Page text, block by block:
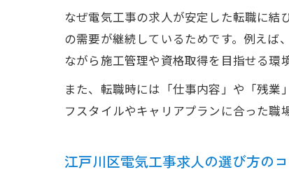
なぜ電気工事の求人が安定した転職に
の需要が継続しているためです。例え
ながら施工管理や資格取得を目指せる環
また、転職時には「仕事内容」や「残
フスタイルやキャリアプランに合った職
江戸川区電気工事求人の選び方の